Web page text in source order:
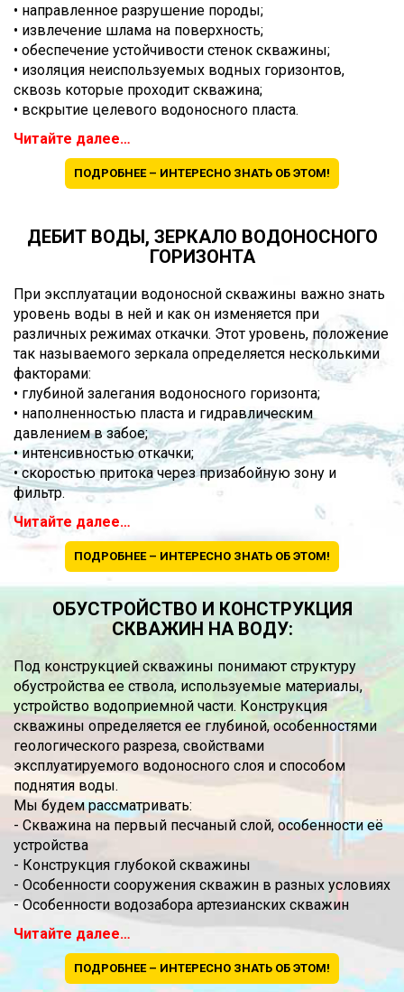
• направленное разрушение породы;
• извлечение шлама на поверхность;
• обеспечение устойчивости стенок скважины;
• изоляция неиспользуемых водных горизонтов,
сквозь которые проходит скважина;
• вскрытие целевого водоносного пласта.
Читайте далее…
ПОДРОБНЕЕ – ИНТЕРЕСНО ЗНАТЬ ОБ ЭТОМ!
ДЕБИТ ВОДЫ, ЗЕРКАЛО ВОДОНОСНОГО
ГОРИЗОНТА
При эксплуатации водоносной скважины важно знать
уровень воды в ней и как он изменяется при
различных режимах откачки. Этот уровень, положение
так называемого зеркала определяется несколькими
факторами:
• глубиной залегания водоносного горизонта;
• наполненностью пласта и гидравлическим
давлением в забое;
• интенсивностью откачки;
• скоростью притока через призабойную зону и
фильтр.
Читайте далее…
ПОДРОБНЕЕ – ИНТЕРЕСНО ЗНАТЬ ОБ ЭТОМ!
ОБУСТРОЙСТВО И КОНСТРУКЦИЯ
СКВАЖИН НА ВОДУ:
Под конструкцией скважины понимают структуру
обустройства ее ствола, используемые материалы,
устройство водоприемной части. Конструкция
скважины определяется ее глубиной, особенностями
геологического разреза, свойствами
эксплуатируемого водоносного слоя и способом
поднятия воды.
Мы будем рассматривать:
- Скважина на первый песчаный слой, особенности её
устройства
- Конструкция глубокой скважины
- Особенности сооружения скважин в разных условиях
- Особенности водозабора артезианских скважин
Читайте далее…
ПОДРОБНЕЕ – ИНТЕРЕСНО ЗНАТЬ ОБ ЭТОМ!